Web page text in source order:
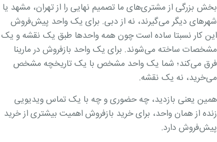
بخش بزرگی از مشتری‌های ما تصمیم نهایی را از تهران، مشهد یا
شهرهای دیگر می‌گیرند، نه از دبی. برای یک واحد پیش‌فروش
این کار نسبتا ساده است چون همه واحدها طبق یک نقشه و یک
مشخصات ساخته می‌شوند. برای یک واحد بازفروش در مارینا
فرق می‌کند؛ شما یک واحد مشخص با یک تاریخچه مشخص
می‌خرید، نه یک نقشه.
همین یعنی بازدید، چه حضوری و چه با یک تماس ویدیویی
زنده از همان واحد، برای خرید بازفروش اهمیت بیشتری از خرید
پیش‌فروش دارد.